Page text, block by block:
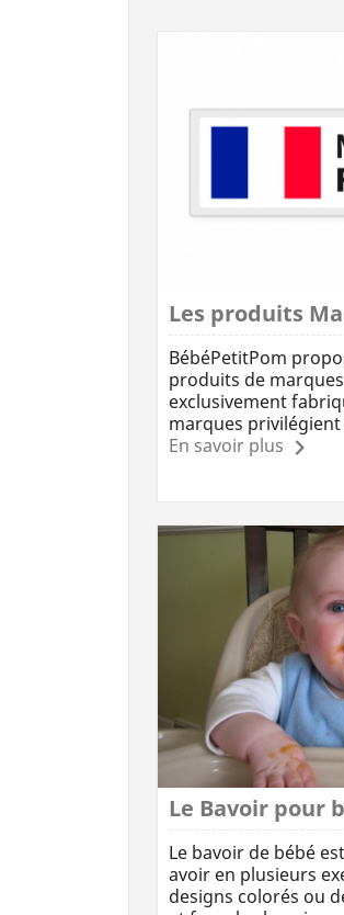
Les produits
BébéPetitPom
produits de
exclusivement
marques privilégient
En savoir plus
Le Bavoir pour
Le bavoir de bébé
avoir en plusieurs
designs colorés ou